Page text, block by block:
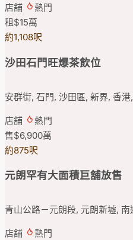
店舖
熱門
租 $15萬
約1,108呎
沙田石門旺爆茶飲位
安群街, 石門, 沙田區, 新界, 香港
店舖
熱門
售$6,900萬
約875呎
元朗罕有大面積巨舖放售
青山公路－元朗段, 元朗新墟,
店舖
熱門